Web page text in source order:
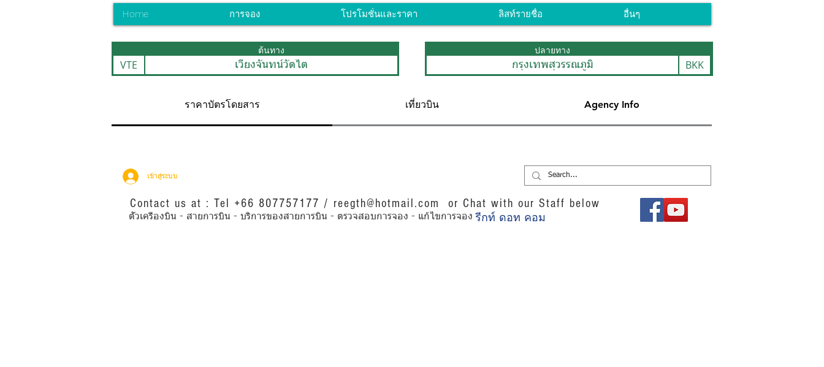
Home การจอง โปรโมชั่นและราคา ลิสท์รายชื่อ อื่นๆ
ต้นทาง
VTE เวียงจันทน์วัตไต
ปลายทาง
BKK
กรุงเทพสุวรรณภูมิ
ราคาบัตรโดยสาร เที่ยวบิน Agency Info
เข้าสู่ระบบ
Contact us at : Tel +66 807757177 / reegth@hotmail.com or Chat with our Staff below
ตั๋วเครื่องบิน - สายการบิน - บริการของสายการบิน - ตรวจสอบการจอง - แก้ไขการจอง รีกท์ ดอท คอม